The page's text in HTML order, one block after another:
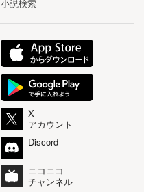
小説検索
X
アカウント
Discord
ニコニコ
チャンネル